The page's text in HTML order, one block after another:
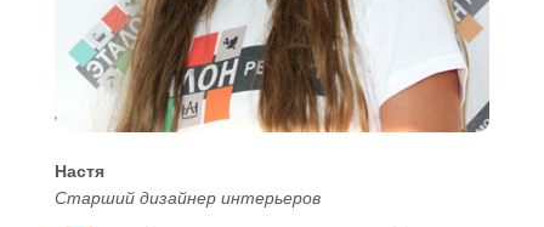
Настя
Старший дизайнер интерьеров